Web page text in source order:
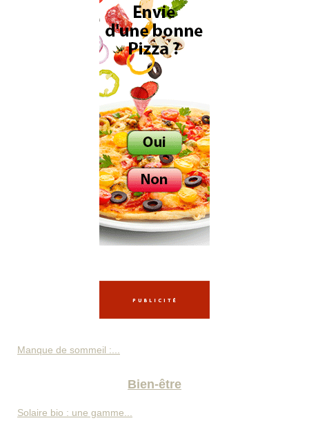
Manque de sommeil :...
Bien-être
Solaire bio : une gamme...